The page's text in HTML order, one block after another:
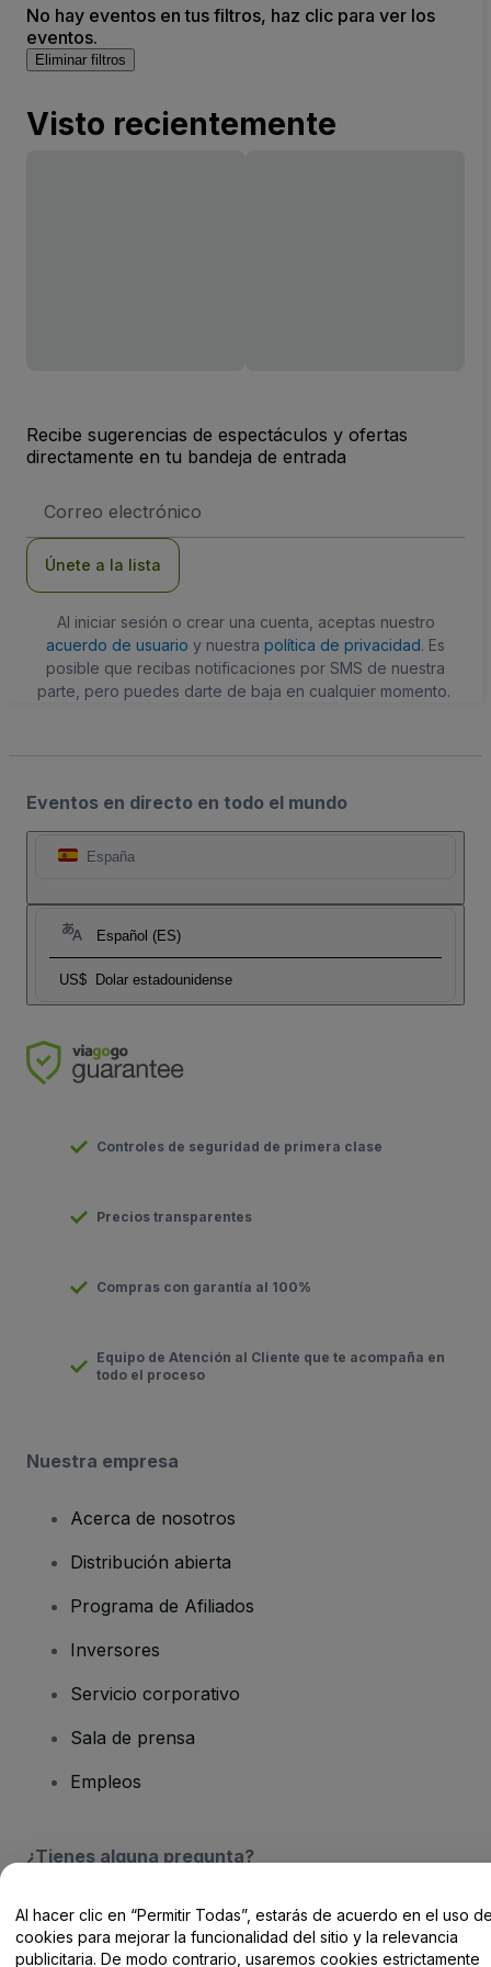
No hay eventos en tus filtros, haz clic para ver los
eventos.
Eliminar filtros
Visto recientemente
Recibe sugerencias de espectáculos y ofertas
directamente en tu bandeja de entrada
de
Únete a la lista
Al iniciar sesión o crear una cuenta, aceptas nuestro
acuerdo de usuario y nuestra política de privacidad. Es
posible que recibas notificaciones por SMS de nuestra
parte, pero puedes darte de baja en cualquier momento.
Eventos en directo en todo el mundo
España
Español (ES)
US$ Dolar estadounidense
Controles de seguridad de primera clase
Precios transparentes
Compras con garantía al 100%
Equipo de Atención al Cliente que te acompaña en
todo el proceso
Nuestra empresa
Acerca de nosotros
Distribución abierta
Programa de Afiliados
Inversores
Servicio corporativo
Sala de prensa
Empleos
¿Tienes alguna pregunta?
Centro de Ayuda / Contacto
Al hacer clic en “Permitir Todas”, estarás de acuerdo en el uso
cookies para mejorar la funcionalidad del sitio y la relevancia
publicitaria. De modo contrario, usaremos cookies estrictamente